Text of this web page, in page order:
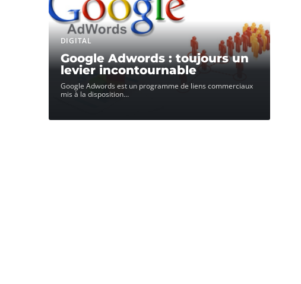
DIGITAL
Google Adwords : toujours un
levier incontournable
Google Adwords est un programme de liens commerciaux
mis à la disposition…